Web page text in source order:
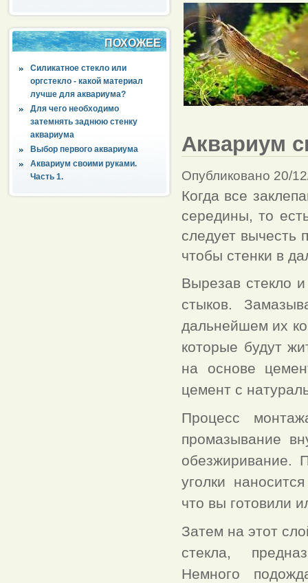
ПОХОЖЕЕ
Силикатное стекло или
оргстекло - какой материал
лучше для аквариума?
Для чего необходимо
затемнять заднюю стенку
аквариума
Выбор первого аквариума
Аквариум своими руками.
Часть 1.
Аквариум
Опубликовано 20/
Когда все
середины, то
следует вычесть
чтобы стенки в
Вырезав стекло
стыков.
дальнейшем их
которые будут
на основе
цемент с
Процесс
промазывание
обезжиривание.
уголки
что вы готовили
Затем на этот
стекла,
Немного